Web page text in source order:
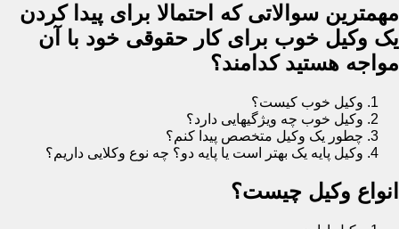
مهمترین سوالاتی که احتمالا برای پیدا کردن
یک وکیل خوب برای کار حقوقی خود با آن
مواجه هستید کدامند؟
وکیل خوب کیست؟
وکیل خوب چه ویژگیهایی دارد؟
چطور یک وکیل متخصص پیدا کنم؟
وکیل پایه یک بهتر است یا پایه دو؟ چه نوع وکلایی داریم؟
انواع وکیل چیست؟